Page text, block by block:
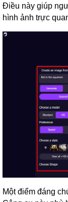
Điều này giúp
hình ảnh trực
Một điểm đáng